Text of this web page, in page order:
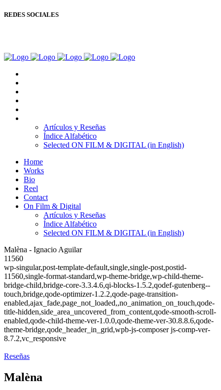
REDES SOCIALES
Artículos y Reseñas
Índice Alfabético
Selected ON FILM & DIGITAL (in English)
Home
Works
Bio
Reel
Contact
On Film & Digital
Artículos y Reseñas
Índice Alfabético
Selected ON FILM & DIGITAL (in English)
Malèna - Ignacio Aguilar
11560
wp-singular,post-template-default,single,single-post,postid-
11560,single-format-standard,wp-theme-bridge,wp-child-theme-
bridge-child,bridge-core-3.3.4.6,qi-blocks-1.5.2,qodef-gutenberg--
touch,bridge,qode-optimizer-1.2.2,qode-page-transition-
enabled,ajax_fade,page_not_loaded,,no_animation_on_touch,qode-
title-hidden,side_area_uncovered_from_content,qode-smooth-scroll-
enabled,qode-child-theme-ver-1.0.0,qode-theme-ver-30.8.8.6,qode-
theme-bridge,qode_header_in_grid,wpb-js-composer js-comp-ver-
8.7.2,vc_responsive
Reseñas
Malèna